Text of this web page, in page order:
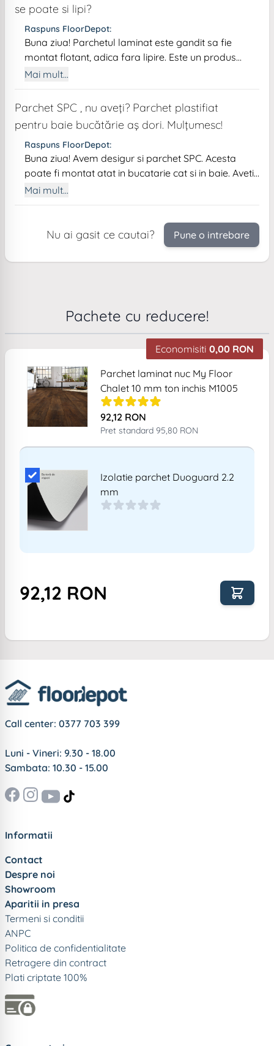
pentru sanatate. Produsul este rezistent la
umezeala si inundatii accidentale de scurta durata.
Il puteti monta fara probleme in camere, inclusiv in
bucatarie.
se poate si lipi?
Raspuns FloorDepot:
Buna ziua! Parchetul laminat este gandit sa fie
montat flotant, adica fara lipire. Este un produs
modern care inlocuieste parchetul clasic si unul
dintre avantaje este tocmai acela de a elimina
costurile suplimentare cu adezivul si manopera mai
costisitoare, oferind aceeasi senzatie de parchet
natural. Recomandarea noastra este sa il montati
asa cum a fost si conceput: folie acustica de
preferat de densitate mai mare si grosime de pana
in 3 mm, ideal folie cu bariera de vapori pentru a
preveni intrarea umiditatii din sapa sau a posibilelor
infiltratii pe sub parchet. In cazul in care doriti
de montaj recomandat. O zi frumoasa.
Mai mult...
Parchet SPC , nu aveți? Parchet plastifiat
pentru baie bucătărie aș dori. Mulțumesc!
Raspuns FloorDepot:
Buna ziua! Avem desigur si parchet SPC. Acesta
poate fi montat atat in bucatarie cat si in baie. Aveti
aici link catre categoria de pardoseala SPC:
https://floordepot.ro/parchet-spc-sau-vinil. O zi
Mai mult...
Nu ai gasit ce cautai? Pune o intrebare
Pachete cu reducere!
Related products
Parchet laminat nuc My Floor
Chalet 10 mm ton inchis M1005
92,12 RON
Pret standard 95,80 RON
Add Product MTEyMQ== 6a7622ab64995
Izolatie parchet Duoguard 2.2
mm
Economisiti 0,00 RON
92,12 RON
Call center: 0377 703 399
Luni - Vineri: 9.30 - 18.00
Sambata: 10.30 - 15.00
Informatii
Contact
Despre noi
Showroom
Aparitii in presa
Termeni si conditii
ANPC
Politica de confidentialitate
Retragere din contract
Plati criptate 100%